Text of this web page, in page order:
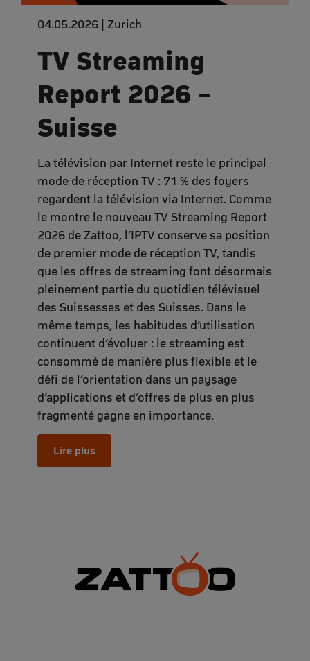
04.05.2026 | Zurich
TV Streaming
Report 2026 –
Suisse
La télévision par Internet reste le principal
mode de réception TV : 71 % des foyers
regardent la télévision via Internet. Comme
le montre le nouveau TV Streaming Report
2026 de Zattoo, l’IPTV conserve sa position
de premier mode de réception TV, tandis
que les offres de streaming font désormais
pleinement partie du quotidien télévisuel
des Suissesses et des Suisses. Dans le
même temps, les habitudes d’utilisation
continuent d’évoluer : le streaming est
consommé de manière plus flexible et le
défi de l’orientation dans un paysage
d’applications et d’offres de plus en plus
fragmenté gagne en importance.
Lire plus